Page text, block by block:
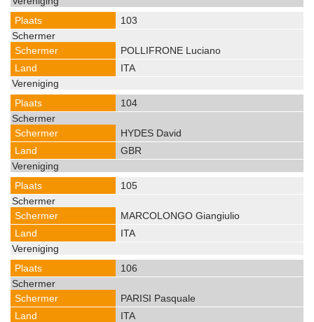
103
POLLIFRONE Luciano
ITA
104
HYDES David
GBR
105
MARCOLONGO Giangiulio
ITA
106
PARISI Pasquale
ITA